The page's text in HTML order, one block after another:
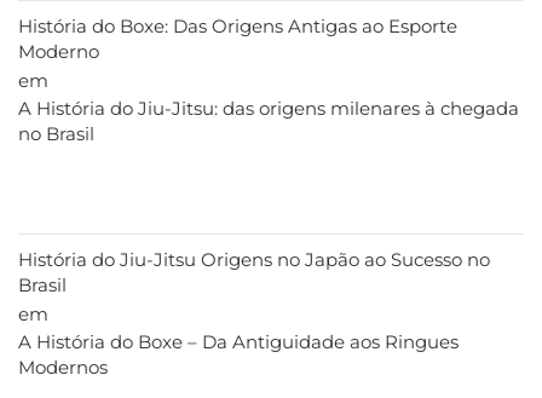
História do Boxe: Das Origens Antigas ao Esporte
Moderno
em
A História do Jiu-Jitsu: das origens milenares à chegada
no Brasil
História do Jiu-Jitsu Origens no Japão ao Sucesso no
Brasil
em
A História do Boxe – Da Antiguidade aos Ringues
Modernos